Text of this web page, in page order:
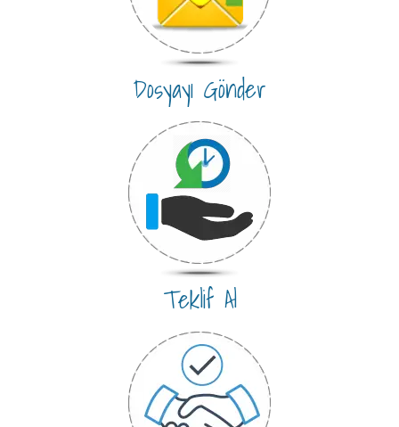
Dosyayı Gönder
Teklif Al